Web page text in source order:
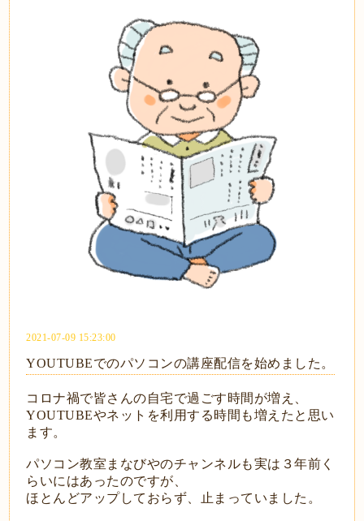
2021-07-09 15:23:00
YOUTUBEでのパソコンの講座配信を始めました。
コロナ禍で皆さんの自宅で過ごす時間が増え、
YOUTUBEやネットを利用する時間も増えたと思い
ます。
パソコン教室まなびやのチャンネルも実は３年前く
らいにはあったのですが、
ほとんどアップしておらず、止まっていました。